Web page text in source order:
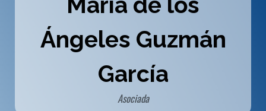
Ángeles Guzmán
García
Asociada